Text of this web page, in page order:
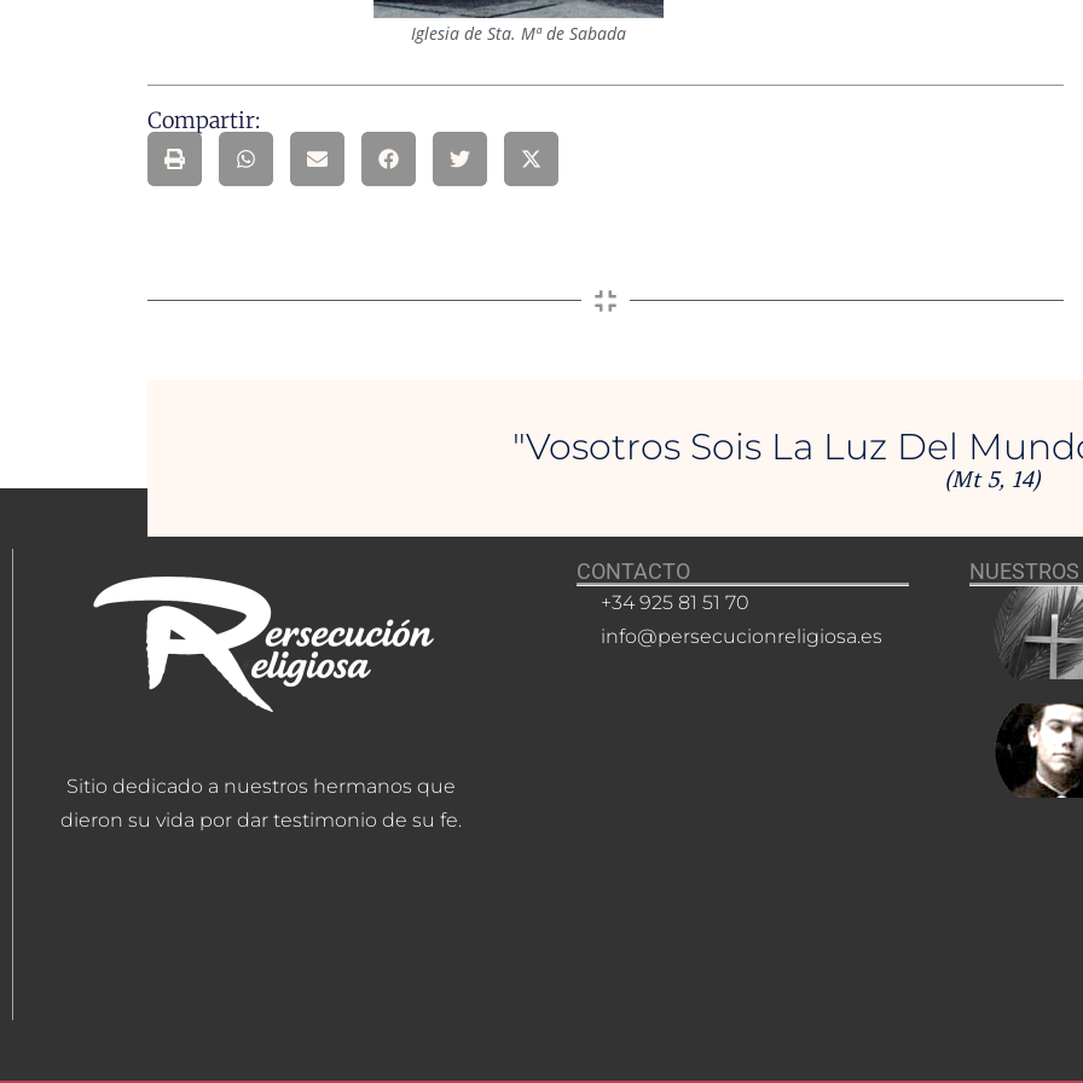
Iglesia de Sta. Mª de Sabada
Compartir:
"Vosotros Sois La Luz Del
(Mt 5, 14)
Sitio dedicado a nuestros hermanos que
dieron su vida por dar testimonio de su fe.
CONTACTO
+34 925 81 51 70
info@persecucionreligiosa.es